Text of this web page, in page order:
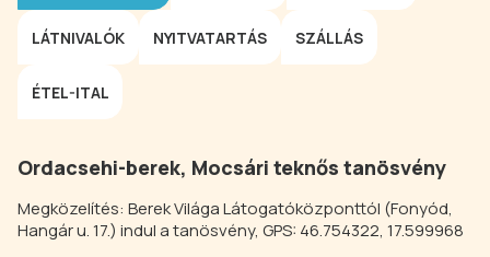
LÁTNIVALÓK NYITVATARTÁS SZÁLLÁS
ÉTEL-ITAL
Ordacsehi-berek, Mocsári teknős tanösvény
Megközelítés: Berek Világa Látogatóközponttól (Fonyód,
Hangár u. 17.) indul a tanösvény, GPS: 46.754322, 17.599968